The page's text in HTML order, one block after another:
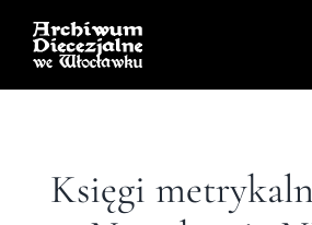
Skip
content
Księgi